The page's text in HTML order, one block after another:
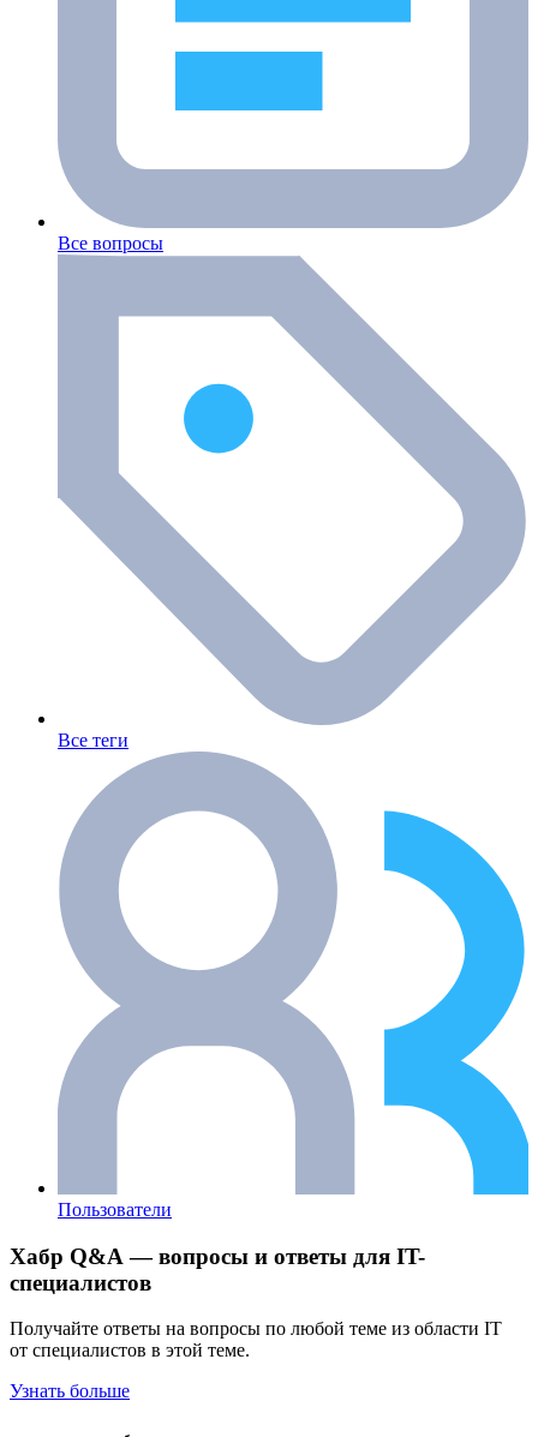
Все вопросы
Все теги
Пользователи
Хабр Q&A — вопросы и ответы для IT-
специалистов
Получайте ответы на вопросы по любой теме из области IT
от специалистов в этой теме.
Узнать больше